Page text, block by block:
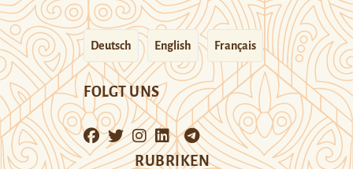
Deutsch English Français
FOLGT UNS
RUBRIKEN